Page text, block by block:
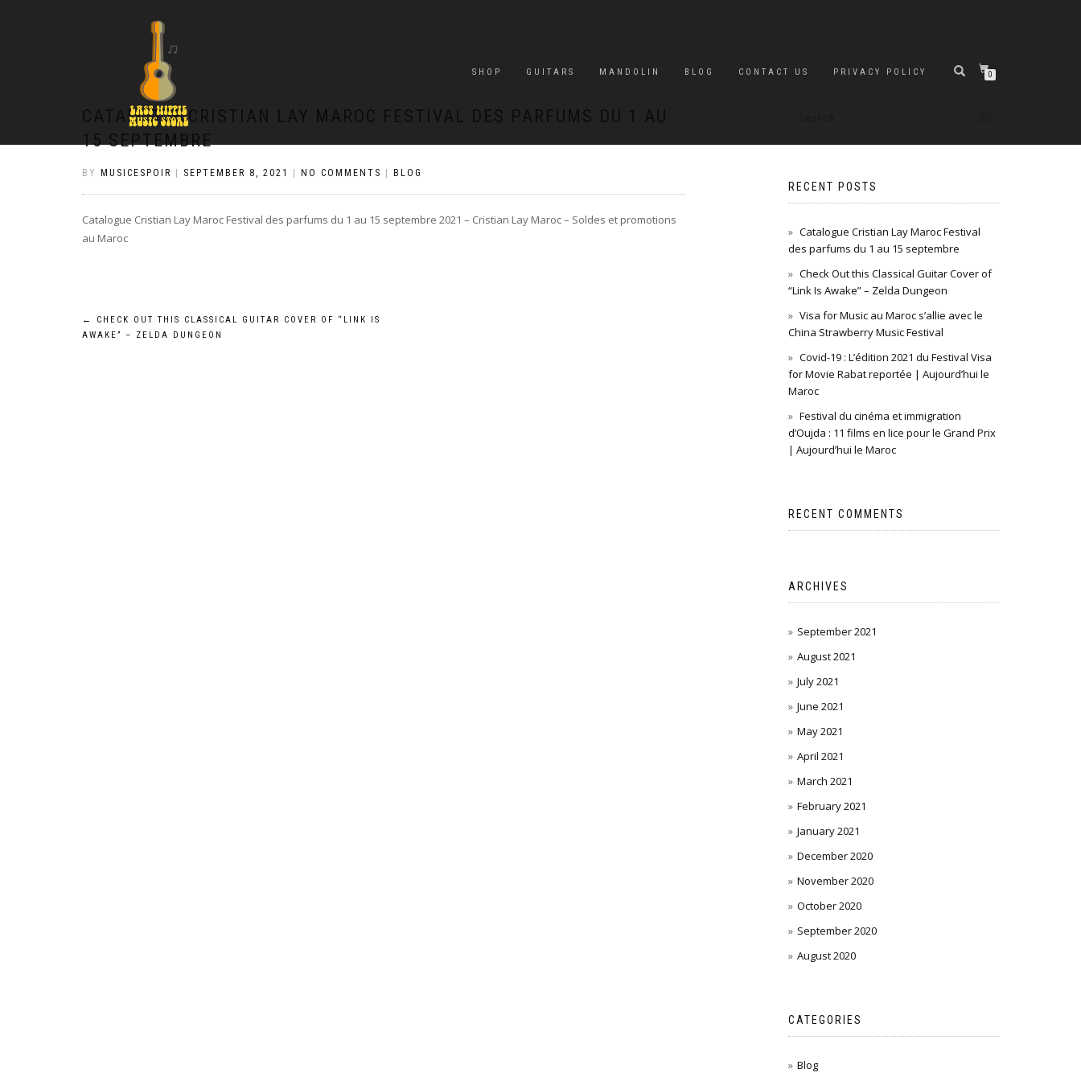
SHOP GUITARS MANDOLIN BLOG CONTACT US PRIVACY POLICY 0
CATALOGUE CRISTIAN LAY MAROC FESTIVAL DES PARFUMS DU 1 AU
15 SEPTEMBRE
BY MUSICESPOIR SEPTEMBER 8, 2021 NO COMMENTS BLOG
Catalogue Cristian Lay Maroc Festival des parfums du 1 au 15 septembre 2021 – Cristian Lay Maroc – Soldes et promotions
au Maroc
Post
←
CHECK OUT THIS CLASSICAL GUITAR COVER OF “LINK IS
AWAKE” – ZELDA DUNGEON
RECENT POSTS
Catalogue Cristian Lay Maroc Festival
des parfums du 1 au 15 septembre
Check Out this Classical Guitar Cover of
“Link Is Awake” – Zelda Dungeon
Visa for Music au Maroc s’allie avec le
China Strawberry Music Festival
Covid-19 : L’édition 2021 du Festival Visa
for Movie Rabat reportée | Aujourd’hui le
Maroc
Festival du cinéma et immigration
d’Oujda : 11 films en lice pour le Grand Prix
| Aujourd’hui le Maroc
RECENT COMMENTS
ARCHIVES
September 2021
August 2021
July 2021
June 2021
May 2021
April 2021
March 2021
February 2021
January 2021
December 2020
November 2020
October 2020
September 2020
August 2020
CATEGORIES
Blog